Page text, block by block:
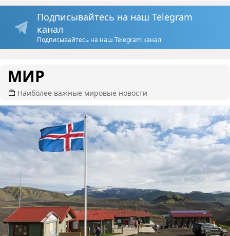
Подписывайтесь на наш Telegram
канал
Подписывайтесь на наш Telegram канал
МИР
Наиболее важные мировые новости